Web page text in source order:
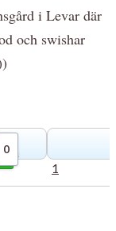
i Levar där
och swishar
0
Gilla
1